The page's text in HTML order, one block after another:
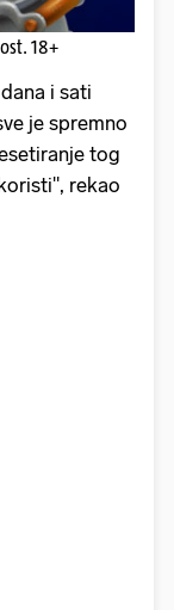
18+
i sati
je spremno
tog
rekao